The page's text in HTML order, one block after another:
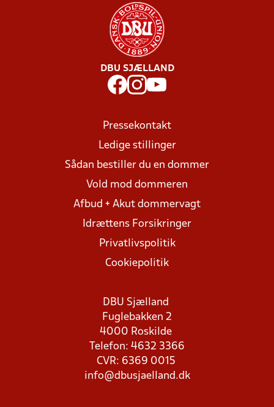
DBU SJÆLLAND
Pressekontakt
Ledige stillinger
Sådan bestiller du en dommer
Vold mod dommeren
Afbud + Akut dommervagt
Idrættens Forsikringer
Privatlivspolitik
Cookiepolitik
DBU Sjælland
Fuglebakken 2
4000 Roskilde
Telefon: 4632 3366
CVR: 6369 0015
info@dbusjaelland.dk